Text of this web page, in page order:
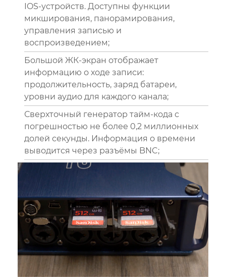
IOS-устройств. Доступны функции
микширования, панорамирования,
управления записью и
воспроизведением;
Большой ЖК-экран отображает
информацию о ходе записи:
продолжительность, заряд батареи,
уровни аудио для каждого канала;
Сверхточный генератор тайм-кода с
погрешностью не более 0,2 миллионных
долей секунды. Информация о времени
выводится через разъёмы BNC;